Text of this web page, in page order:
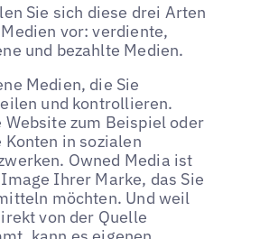
Sie sich diese drei Arten
vor: verdiente,
und bezahlte Medien.
Medien, die Sie
und kontrollieren.
Website zum Beispiel oder
Konten in sozialen
Owned Media ist
Ihrer Marke, das Sie
möchten. Und weil
von der Quelle